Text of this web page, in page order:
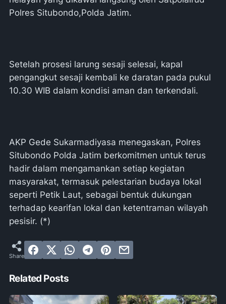
Polres Situbondo,Polda Jatim.
Setelah prosesi larung sesaji selesai, kapal
pengangkut sesaji kembali ke daratan pada pukul
10.30 WIB dalam kondisi aman dan terkendali.
AKP Gede Sukarmadiyasa menegaskan, Polres
Situbondo Polda Jatim berkomitmen untuk terus
hadir dalam mengamankan setiap kegiatan
masyarakat, termasuk pelestarian budaya lokal
seperti Petik Laut, sebagai bentuk dukungan
terhadap kearifan lokal dan ketentraman wilayah
pesisir. (*)
Related Posts